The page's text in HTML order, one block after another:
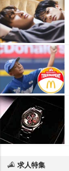
求人特集